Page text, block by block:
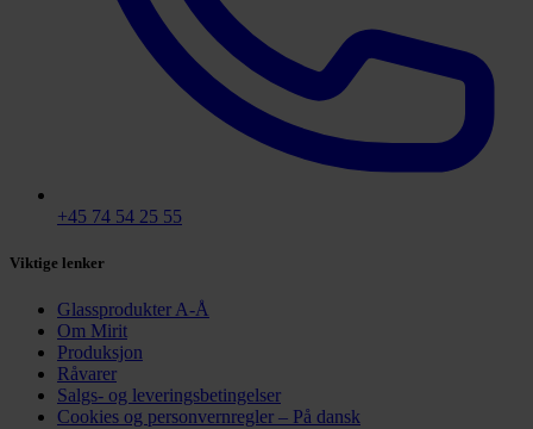
+45 74 54 25 55
Viktige lenker
Glassprodukter A-Å
Om Mirit
Produksjon
Råvarer
Salgs- og leveringsbetingelser
Cookies og personvernregler – På dansk